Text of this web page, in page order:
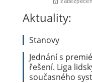
Aktuality:
Stanovy
Jednání s
řešení. Liga
současného